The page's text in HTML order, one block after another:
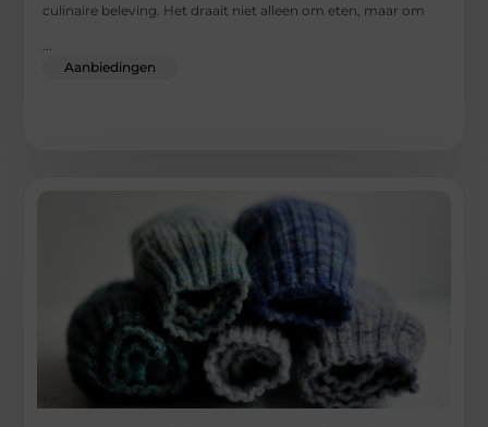
culinaire beleving. Het draait niet alleen om eten, maar om
...
Aanbiedingen